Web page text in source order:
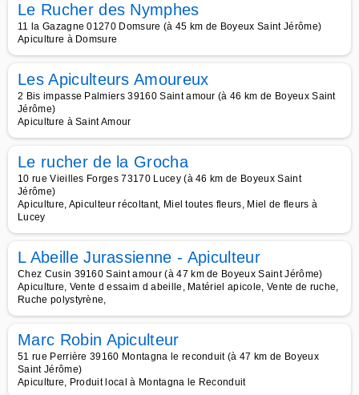
Le Rucher des Nymphes
11 la Gazagne 01270 Domsure (à 45 km de Boyeux Saint Jérôme)
Apiculture à Domsure
Les Apiculteurs Amoureux
2 Bis impasse Palmiers 39160 Saint amour (à 46 km de Boyeux Saint
Jérôme)
Apiculture à Saint Amour
Le rucher de la Grocha
10 rue Vieilles Forges 73170 Lucey (à 46 km de Boyeux Saint
Jérôme)
Apiculture, Apiculteur récoltant, Miel toutes fleurs, Miel de fleurs à
Lucey
L Abeille Jurassienne - Apiculteur
Chez Cusin 39160 Saint amour (à 47 km de Boyeux Saint Jérôme)
Apiculture, Vente d essaim d abeille, Matériel apicole, Vente de ruche,
Ruche polystyrène,
Marc Robin Apiculteur
51 rue Perrière 39160 Montagna le reconduit (à 47 km de Boyeux
Saint Jérôme)
Apiculture, Produit local à Montagna le Reconduit